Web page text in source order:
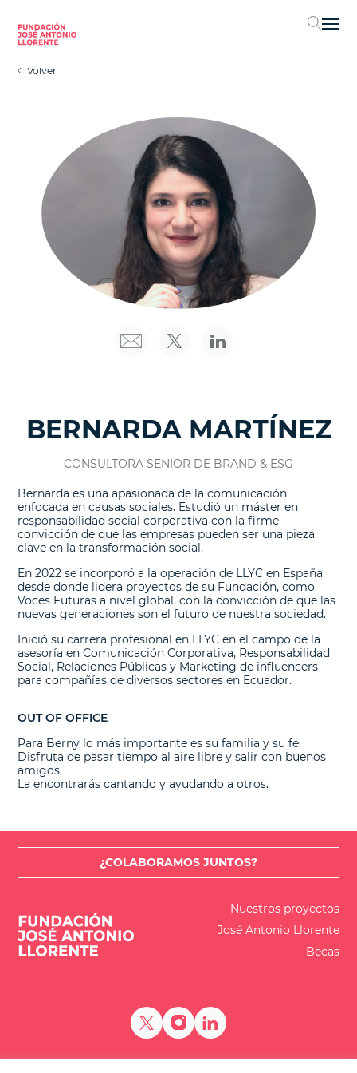
Volver
BERNARDA MARTÍNEZ
CONSULTORA SENIOR DE BRAND & ESG
Bernarda es una apasionada de la comunicación
enfocada en causas sociales. Estudió un máster en
responsabilidad social corporativa con la firme
convicción de que las empresas pueden ser una pieza
clave en la transformación social.
En 2022 se incorporó a la operación de LLYC en España
desde donde lidera proyectos de su Fundación, como
Voces Futuras a nivel global, con la convicción de que las
nuevas generaciones son el futuro de nuestra sociedad.
Inició su carrera profesional en LLYC en el campo de la
asesoría en Comunicación Corporativa, Responsabilidad
Social, Relaciones Públicas y Marketing de influencers
para compañías de diversos sectores en Ecuador.
OUT OF OFFICE
Para Berny lo más importante es su familia y su fe.
Disfruta de pasar tiempo al aire libre y salir con buenos
amigos
La encontrarás cantando y ayudando a otros.
¿COLABORAMOS JUNTOS?
Nuestros proyectos
José Antonio Llorente
Becas